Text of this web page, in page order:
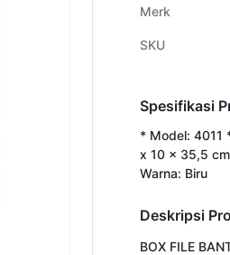
Merk
SKU
Spesifikasi
* Model: 4011
x 10 x 35,5
Warna: Biru
Deskripsi
BOX FILE